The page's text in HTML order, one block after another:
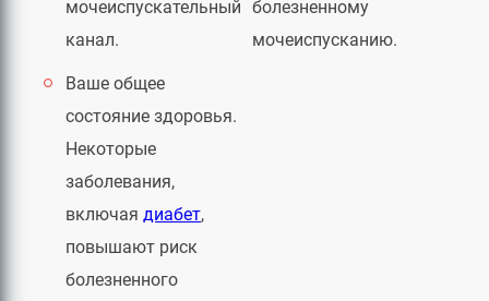
мочеиспускательный
канал.
болезненному
мочеиспусканию.
Ваше общее
состояние здоровья.
Некоторые
заболевания,
включая диабет,
повышают риск
болезненного